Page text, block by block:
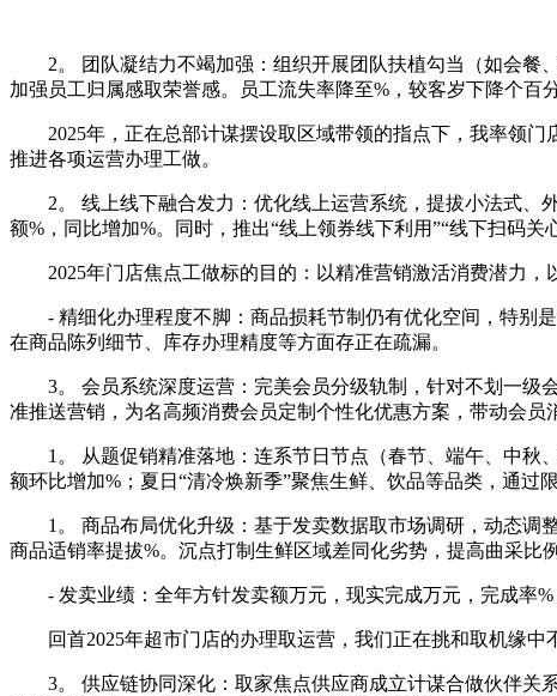
2。 团队凝结力不竭加强：组织开展团队扶植勾当（如会餐、
加强员工归属感取荣誉感。员工流失率降至%，较客岁下降个百
2025年，正在总部计谋摆设取区域带领的指点下，我率领门
推进各项运营办理工做。
2。 线上线下融合发力：优化线上运营系统，提拔小法式、
额%，同比增加%。同时，推出“线上领券线下利用”“线下扫码
2025年门店焦点工做标的目的：以精准营销激活消费潜力，
- 精细化办理程度不脚：商品损耗节制仍有优化空间，特别是
在商品陈列细节、库存办理精度等方面存正在疏漏。
3。 会员系统深度运营：完美会员分级轨制，针对不划一级
准推送营销，为名高频消费会员定制个性化优惠方案，带动会员
1。 从题促销精准落地：连系节日节点（春节、端午、中秋、
额环比增加%；夏日“清冷焕新季”聚焦生鲜、饮品等品类，通过
1。 商品布局优化升级：基于发卖数据取市场调研，动态调整
商品适销率提拔%。沉点打制生鲜区域差同化劣势，提高曲采比
- 发卖业绩：全年方针发卖额万元，现实完成万元，完成率%
回首2025年超市门店的办理取运营，我们正在挑和取机缘中
3。 供应链协同深化：取家焦点供应商成立计谋合做伙伴关